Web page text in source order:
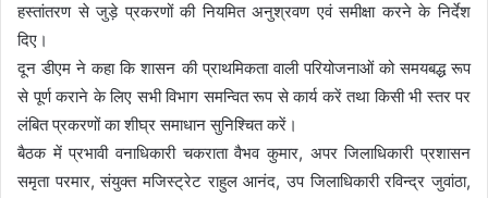
हस्तांतरण से जुड़े प्रकरणों की नियमित अनुश्रवण एवं समीक्षा करने के निर्देश
दिए।
दून डीएम ने कहा कि शासन की प्राथमिकता वाली परियोजनाओं को समयबद्ध रूप
से पूर्ण कराने के लिए सभी विभाग समन्वित रूप से कार्य करें तथा किसी भी स्तर पर
लंबित प्रकरणों का शीघ्र समाधान सुनिश्चित करें।
बैठक में प्रभावी वनाधिकारी चकराता वैभव कुमार, अपर जिलाधिकारी प्रशासन
समृता परमार, संयुक्त मजिस्ट्रेट राहुल आनंद, उप जिलाधिकारी रविन्द्र जुवांठा,